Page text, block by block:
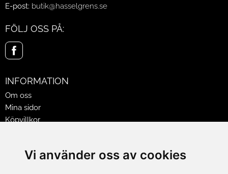
Vi använder oss av cookies
E-post: butik@hasselgrens.se
FÖLJ OSS PÅ:
INFORMATION
Om oss
Mina sidor
Köpvillkor
Jobba på Hasselgrens